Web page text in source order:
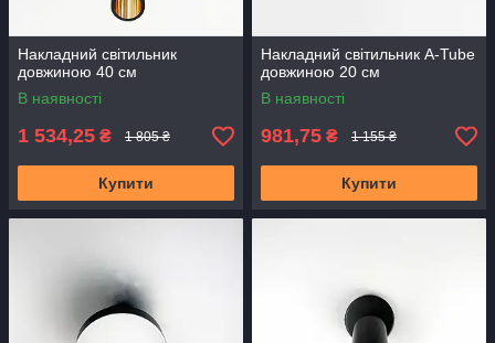
Накладний світильник
довжиною 40 см
В наявності
1 534,25 ₴ 1 805 ₴
Купити
Накладний світильник A-Tube
довжиною 20 см
В наявності
981,75 ₴ 1 155 ₴
Купити